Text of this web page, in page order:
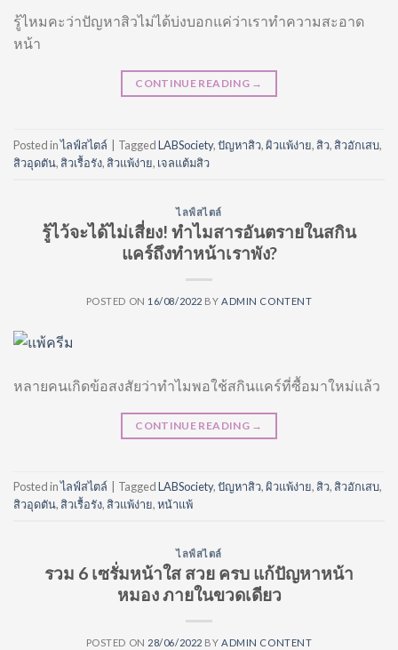
รู้ไหมคะว่าปัญหาสิวไม่ได้บ่งบอกแค่ว่าเราทำความสะอาด
หน้า
CONTINUE READING →
Posted inไลฟ์สไตล์ TaggedLABSociety,ปัญหาสิว,ผิวแพ้ง่าย, สิว, สิวอักเสบ,
สิวอุดตัน, สิวเรื้อรัง, สิวแพ้ง่าย, เจลแต้มสิว
ไลฟ์สไตล์
รู้ไว้จะได้ไม่เสี่ยง! ทำไมสารอันตรายในสกิน
แคร์ถึงทำหน้าเราพัง?
POSTED ON 16/08/2022 BYADMIN CONTENT
หลายคนเกิดข้อสงสัยว่าทำไมพอใช้สกินแคร์ที่ซื้อมาใหม่แล้ว
CONTINUE READING →
Posted inไลฟ์สไตล์ TaggedLABSociety,ปัญหาสิว,ผิวแพ้ง่าย, สิว, สิวอักเสบ,
สิวอุดตัน, สิวเรื้อรัง, สิวแพ้ง่าย,หน้าแพ้
ไลฟ์สไตล์
รวม 6 เซรั่มหน้าใส สวย ครบ แก้ปัญหาหน้า
หมอง ภายในขวดเดียว
POSTED ON 28/06/2022 BYADMIN CONTENT